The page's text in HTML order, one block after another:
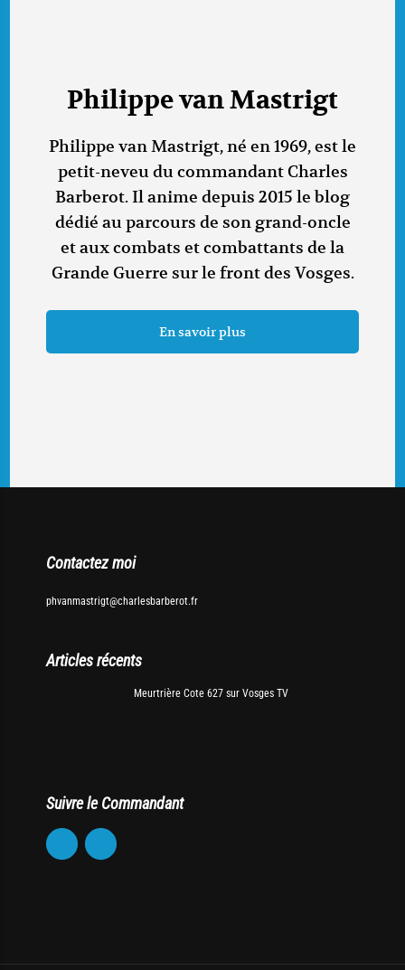
Philippe van Mastrigt
Philippe van Mastrigt, né en 1969, est le
petit-neveu du commandant Charles
Barberot. Il anime depuis 2015 le blog
dédié au parcours de son grand-oncle
et aux combats et combattants de la
Grande Guerre sur le front des Vosges.
En savoir plus
Contactez moi
phvanmastrigt@charlesbarberot.fr
Articles récents
Meurtrière Cote 627 sur Vosges TV
Suivre le Commandant